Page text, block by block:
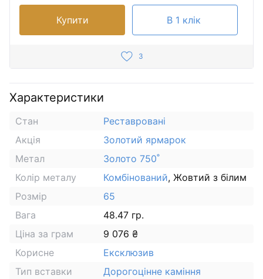
Купити В 1 клік
3
Характеристики
Стан
Реставровані
Акція
Золотий ярмарок
Метал
Золото 750˚
Колір металу
Комбінований, Жовтий з білим
Розмір
65
Вага
48.47 гр.
Ціна за грам
9 076 ₴
Корисне
Ексклюзив
Тип вставки
Дорогоцінне каміння